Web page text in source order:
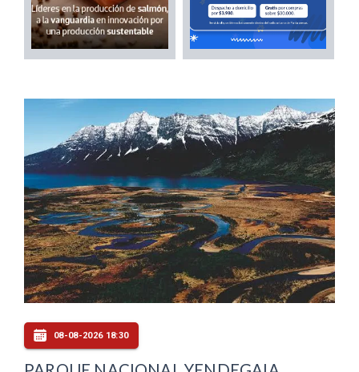
08-08-2026 18:30